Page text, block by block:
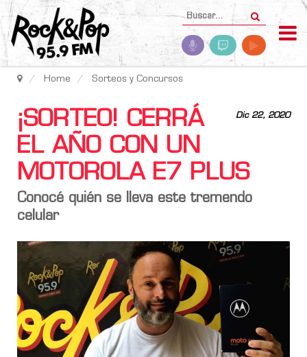
Home Sorteos y Concursos
Dic 22, 2020
¡SORTEO! CERRÁ
EL AÑO CON UN
MOTOROLA E7 PLUS
Conocé quién se lleva este tremendo
celular